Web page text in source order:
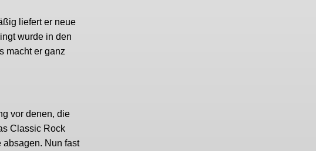
liefert er neue
wurde in den
macht er ganz
vor denen, die
Classic Rock
absagen. Nun fast